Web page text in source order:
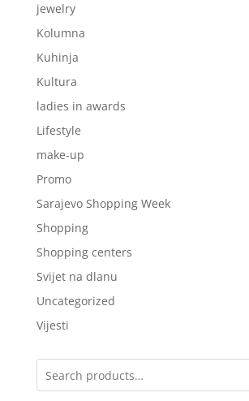
jewelry
Kolumna
Kuhinja
Kultura
ladies in awards
Lifestyle
make-up
Promo
Sarajevo Shopping Week
Shopping
Shopping centers
Svijet na dlanu
Uncategorized
Vijesti